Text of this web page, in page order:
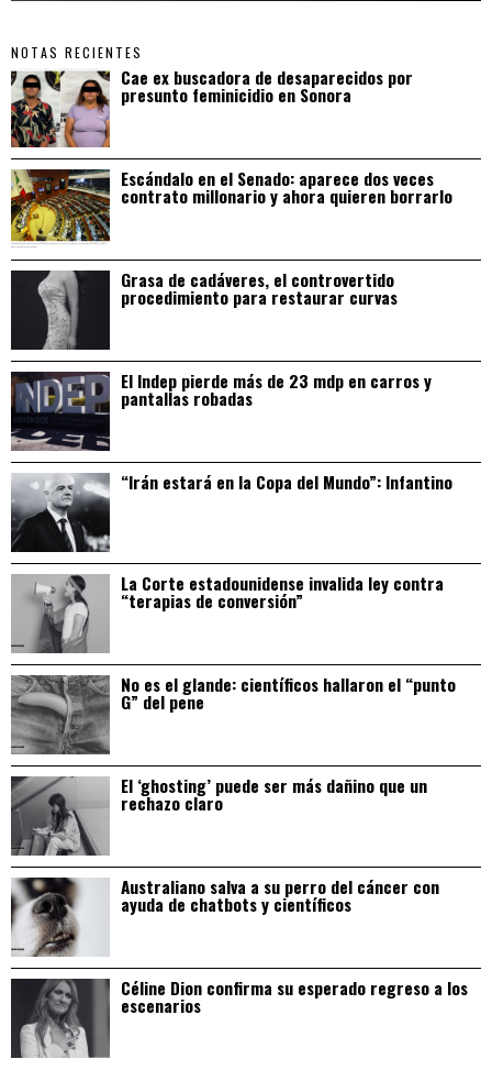
NOTAS RECIENTES
Cae ex buscadora de desaparecidos por
presunto feminicidio en Sonora
Escándalo en el Senado: aparece dos veces
contrato millonario y ahora quieren borrarlo
Grasa de cadáveres, el controvertido
procedimiento para restaurar curvas
El Indep pierde más de 23 mdp en carros y
pantallas robadas
“Irán estará en la Copa del Mundo”: Infantino
La Corte estadounidense invalida ley contra
“terapias de conversión”
No es el glande: científicos hallaron el “punto
G” del pene
El ‘ghosting’ puede ser más dañino que un
rechazo claro
Australiano salva a su perro del cáncer con
ayuda de chatbots y científicos
Céline Dion confirma su esperado regreso a los
escenarios